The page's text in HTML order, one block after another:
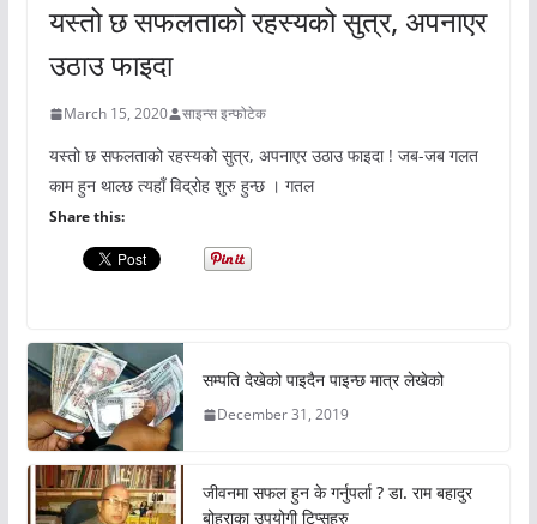
यस्तो छ सफलताको रहस्यको सुत्र, अपनाएर
उठाउ फाइदा
March 15, 2020 साइन्स इन्फोटेक
यस्तो छ सफलताको रहस्यको सुत्र, अपनाएर उठाउ फाइदा ! जब-जब गलत
काम हुन थाल्छ त्यहाँ विद्रोह शुरु हुन्छ । गतल
Share this:
सम्पति देखेको पाइदैन पाइन्छ मात्र लेखेको
December 31, 2019
जीवनमा सफल हुन के गर्नुपर्ला ? डा. राम बहादुर
बोहराका उपयोगी टिप्सहरु